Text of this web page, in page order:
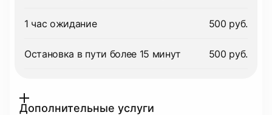
1 час ожидание 500 руб.
Остановка в пути более 15 минут 500 руб.
Дополнительные услуги